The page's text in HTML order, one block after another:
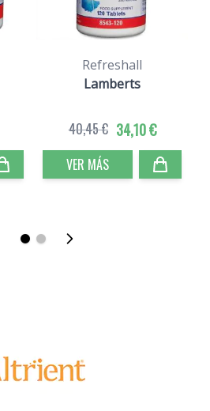
Refreshall
Lamberts
34,10 €
40,45 €
VER MÁS